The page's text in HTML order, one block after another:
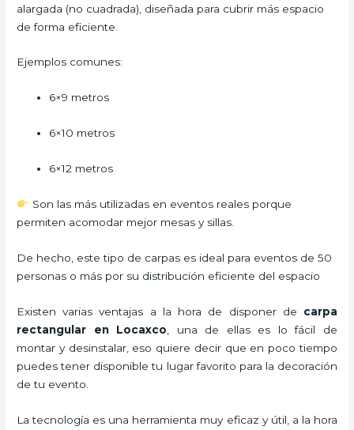
alargada (no cuadrada), diseñada para cubrir más espacio
de forma eficiente.
Ejemplos comunes:
6×9 metros
6×10 metros
6×12 metros
Son las más utilizadas en eventos reales porque
permiten acomodar mejor mesas y sillas.
De hecho, este tipo de carpas es ideal para eventos de 50
personas o más por su distribución eficiente del espacio
Existen varias ventajas a la hora de disponer de carpa
rectangular en Locaxco , una de ellas es lo fácil de
montar y desinstalar, eso quiere decir que en poco tiempo
puedes tener disponible tu lugar favorito para la decoración
de tu evento.
La tecnología es una herramienta muy eficaz y útil, a la hora